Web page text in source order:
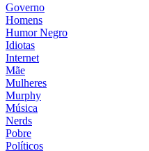
Governo
Homens
Humor Negro
Idiotas
Internet
Mãe
Mulheres
Murphy
Música
Nerds
Pobre
Políticos